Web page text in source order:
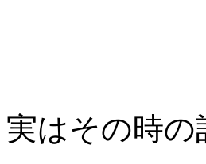
実はその時